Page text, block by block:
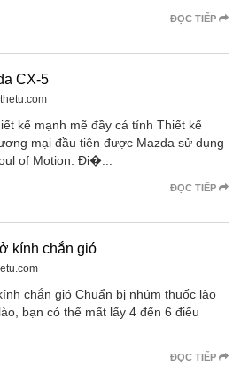
ĐỌC TIẾP
CX-5
kế mạnh mẽ đầy cá tính Thiết kế
mại đầu tiên được Mazda sử dụng
of Motion. Đi�...
ĐỌC TIẾP
kính chắn gió
chắn gió Chuẩn bị nhúm thuốc lào
bạn có thể mất lấy 4 đến 6 điếu
ĐỌC TIẾP